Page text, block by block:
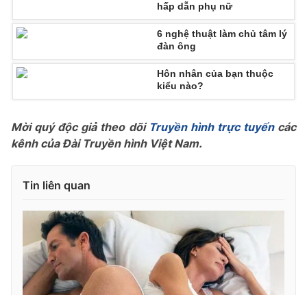
Infographic
Shorts video
VTV Thể thao
VTV Sức khoẻ Bất động sản
VTV4 Vươn mình bằng AI
VTV9 VTV8
Liên hệ tòa soạn English
hấp dẫn phụ nữ
6 nghệ thuật làm chủ tâm lý
đàn ông
Hôn nhân của bạn thuộc
kiểu nào?
Mời quý độc giả theo dõi Truyền hình trực tuyếncác
kênh của Đài Truyền hình Việt Nam.
Tin liên quan